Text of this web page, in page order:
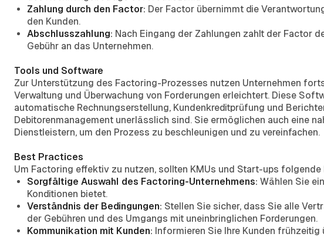
Zahlung durch den Factor: Der Factor übernimmt die
den Kunden.
Abschlusszahlung: Nach Eingang der Zahlungen zahlt der Factor
Gebühr an das Unternehmen.
Tools und Software
Zur Unterstützung des Factoring-Prozesses nutzen Unternehmen
Verwaltung und Überwachung von Forderungen erleichtert. Diese
automatische Rechnungserstellung, Kundenkreditprüfung und
Debitorenmanagement unerlässlich sind. Sie ermöglichen auch eine
Dienstleistern, um den Prozess zu beschleunigen und zu vereinfachen.
Best Practices
Um Factoring effektiv zu nutzen, sollten KMUs und Start-ups
Sorgfältige Auswahl des Factoring-Unternehmens: Wählen Sie
Konditionen bietet.
Verständnis der Bedingungen: Stellen Sie sicher, dass Sie alle
der Gebühren und des Umgangs mit uneinbringlichen Forderungen.
Kommunikation mit Kunden: Informieren Sie Ihre Kunden